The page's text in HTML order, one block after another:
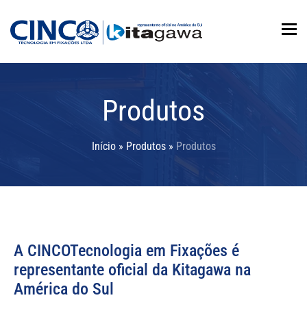
Produtos
Início» Produtos» Produtos
A CINCOTecnologia em Fixações é
representante oficial da Kitagawa na
América do Sul